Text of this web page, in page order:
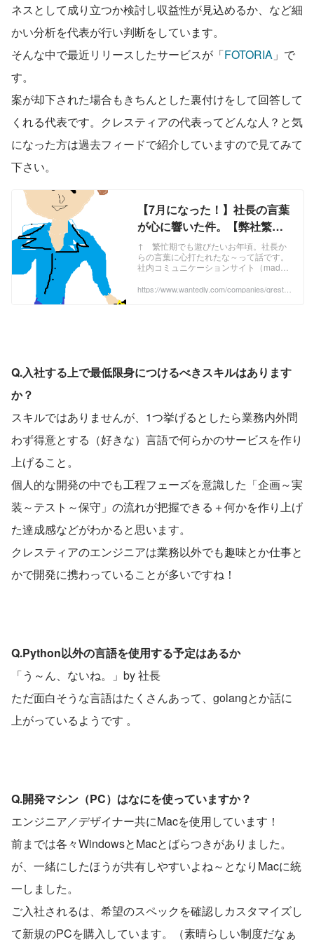
ネスとして成り立つか検討し収益性が見込めるか、など細
かい分析を代表が行い判断をしています。
そんな中で最近リリースしたサービスが「FOTORIA 」で
す。
案が却下された場合もきちんとした裏付けをして回答して
くれる代表です。クレスティアの代表ってどんな人？と気
になった方は過去フィードで紹介していますので見てみて
下さい。
【7月になった！】社長の言葉
が心に響いた件。【弊社繁忙
期だ！！】 | 株式会社クレステ
ィア's Blog
↑ 繁忙期でも遊びたいお年頃。社長か
らの言葉に心打たれたな～って話です。
社内コミュニケーションサイト（made
長からのメッセージ。↓ ↑私、個人的
https://www.wantedly.com/companies/qrestia/
Q.入社する上で最低限身につけるべきスキルはあります
か？
スキルではありませんが、1つ挙げるとしたら業務内外問
わず得意とする（好きな）言語で何らかのサービスを作り
上げること。
個人的な開発の中でも工程フェーズを意識した「企画～実
装～テスト～保守」の流れが把握できる＋何かを作り上げ
た達成感などがわかると思います。
クレスティアのエンジニアは業務以外でも趣味とか仕事と
かで開発に携わっていることが多いですね！
Q.Python以外の言語を使用する予定はあるか
「う～ん、ないね。」by 社長
ただ面白そうな言語はたくさんあって、golangとか話に
上がっているようです 。
Q.開発マシン（PC）はなにを使っていますか？
エンジニア／デザイナー共にMacを使用しています！
前までは各々WindowsとMacとばらつきがありました。
が、一緒にしたほうが共有しやすいよね～となりMacに統
一しました。
ご入社されるは、希望のスペックを確認しカスタマイズし
て新規のPCを購入しています。（素晴らしい制度だなぁ